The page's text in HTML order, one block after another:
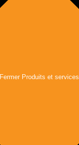
Fermer Produits et services